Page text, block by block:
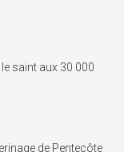
saint aux 30 000
de Pentecôte